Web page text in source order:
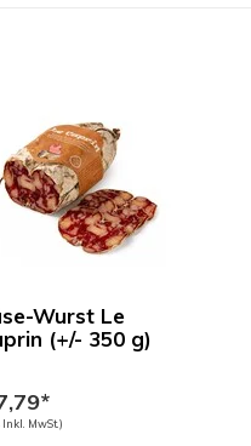
Wurst Le
(+/- 350 g)
Inkl. MwSt.)